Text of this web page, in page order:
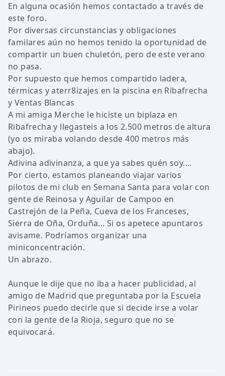
En alguna ocasión hemos contactado a través de
este foro.
Por diversas circunstancias y obligaciones
familares aún no hemos tenido la oportunidad de
compartir un buen chuletón, pero de este verano
no pasa.
Por supuesto que hemos compartido ladera,
térmicas y aterr8izajes en la piscina en Ribafrecha
y Ventas Blancas
A mi amiga Merche le hiciste un biplaza en
Ribafrecha y llegasteis a los 2.500 metros de altura
(yo os miraba volando desde 400 metros más
abajo).
Adivina adivinanza, a que ya sabes quén soy....
Por cierto, estamos planeando viajar varios
pilotos de mi club en Semana Santa para volar con
gente de Reinosa y Aguilar de Campoo en
Castrejón de la Peña, Cueva de los Franceses,
Sierra de Oña, Orduña... Si os apetece apuntaros
avisame. Podríamos organizar una
miniconcentración.
Un abrazo.
Aunque le dije que no iba a hacer publicidad, al
amigo de Madrid que preguntaba por la Escuela
Pirineos puedo decirle que si decide irse a volar
con la gente de la Rioja, seguro que no se
equivocará.